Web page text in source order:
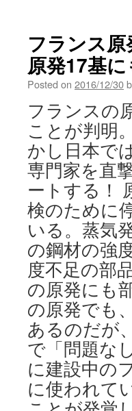
フランス
原発17基
Posted on 2016/12/30
フランスの
ことが判明
かし日本で
専門家を直
ートする！
検のために
いる。蒸気
の鋼材の強
度不足の部
の原発にも
の原発でも
あるのだが
で「問題な
に建設中の
に使われて